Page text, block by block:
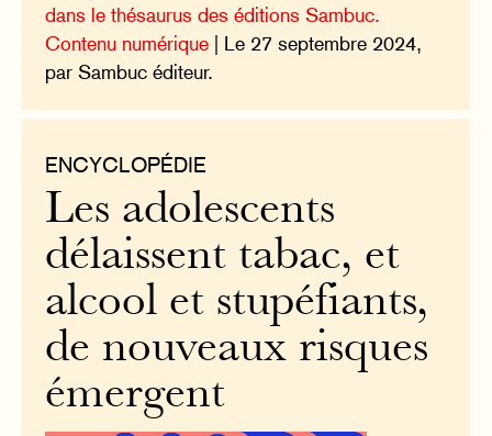
dans le thésaurus des éditions Sambuc.
Contenu numérique | Le 27 septembre 2024,
par Sambuc éditeur.
ENCYCLOPÉDIE
Les adolescents
délaissent tabac, et
alcool et stupéfiants,
de nouveaux risques
émergent